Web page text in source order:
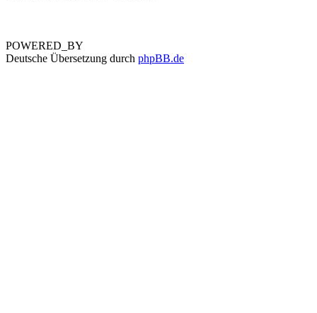
POWERED_BY
Deutsche Übersetzung durch phpBB.de